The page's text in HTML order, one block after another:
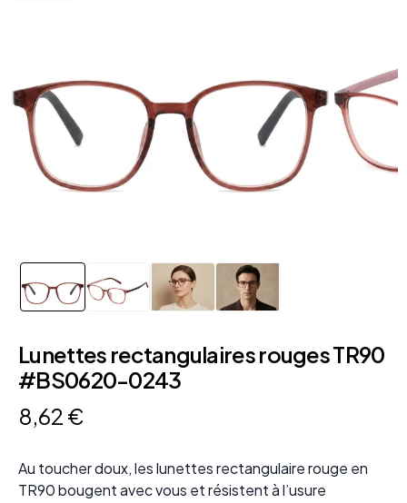
Lunettes rectangulaires rouges TR90
#BS0620-0243
8,62 €
Au toucher doux, les lunettes rectangulaire rouge en
TR90 bougent avec vous et résistent à l’usure